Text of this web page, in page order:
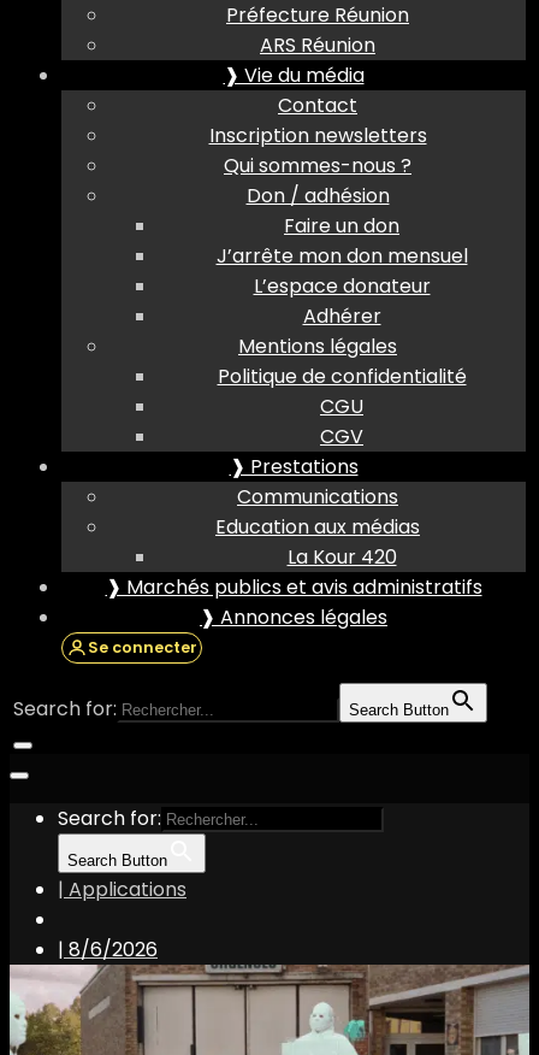
Préfecture Réunion
ARS Réunion
❱ Vie du média
Contact
Inscription newsletters
Qui sommes-nous ?
Don / adhésion
Faire un don
J’arrête mon don mensuel
L’espace donateur
Adhérer
Mentions légales
Politique de confidentialité
CGU
CGV
❱ Prestations
Communications
Education aux médias
La Kour 420
❱ Marchés publics et avis administratifs
❱ Annonces légales
Se connecter
Search for: Search Button
Search for:
Search Button
| Applications
| 8/6/2026